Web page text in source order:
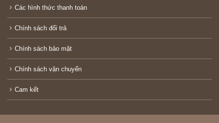
Các hình thức thanh toán
Chính sách đổi trả
Chính sách bảo mật
Chính sách vận chuyển
Cam kết